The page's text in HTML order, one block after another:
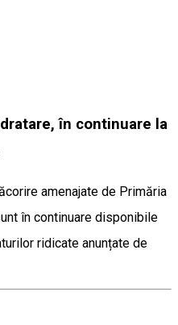
în continuare la
amenajate de Primăria
în continuare disponibile
ridicate anunțate de